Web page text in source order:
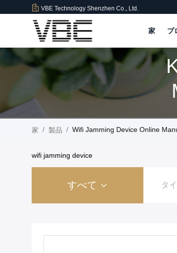
VBE Technology Shenzhen Co., Ltd.
家 プ
家 / 製品 / Wifi Jamming Device Online
wifi jamming device
すべて タ
刑務所の独房の電話妨害機 高い